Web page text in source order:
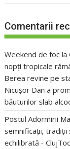
Comentarii
Weekend de foc la
nopți tropicale
Berea revine pe
Nicușor Dan a
băuturilor slab
Postul Adormirii
semnificații, tradiții
echilibrată -